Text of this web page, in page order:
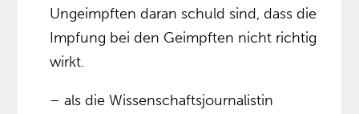
Ungeimpften daran schuld sind, dass die
Impfung bei den Geimpften nicht richtig
wirkt.
– als die Wissenschaftsjournalistin